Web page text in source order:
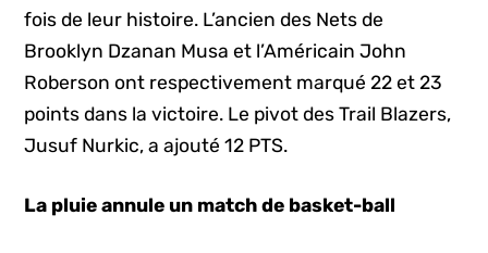
fois de leur histoire. L’ancien des Nets de
Brooklyn Dzanan Musa et l’Américain John
Roberson ont respectivement marqué 22 et 23
points dans la victoire. Le pivot des Trail Blazers,
Jusuf Nurkic, a ajouté 12 PTS.
La pluie annule un match de basket-ball